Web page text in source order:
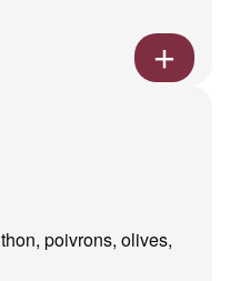
poivrons, olives,